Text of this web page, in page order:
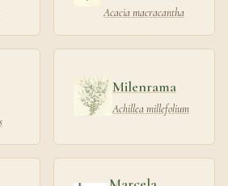
Acacia macracantha
Milenrama
Achillea millefolium